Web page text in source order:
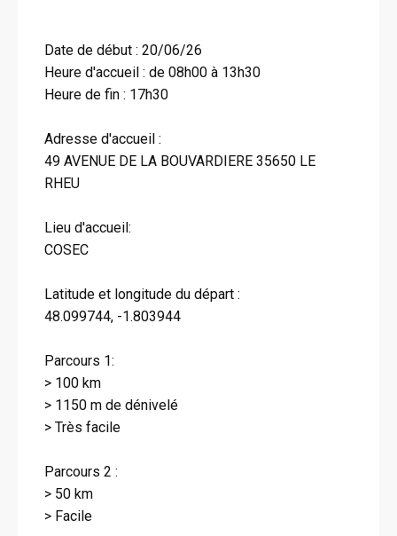
Date de début : 20/06/26
Heure d'accueil : de 08h00 à 13h30
Heure de fin : 17h30
Adresse d'accueil :
49 AVENUE DE LA BOUVARDIERE 35650 LE
RHEU
Lieu d'accueil:
COSEC
Latitude et longitude du départ :
48.099744, -1.803944
Parcours 1:
> 100 km
> 1150 m de dénivelé
> Très facile
Parcours 2 :
> 50 km
> Facile